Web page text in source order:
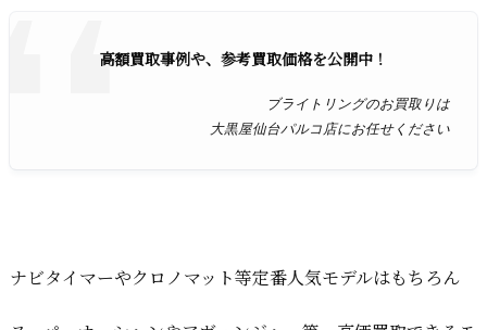
高額買取事例や、参考買取価格を公開中！
ブライトリングのお買取りは
大黒屋仙台パルコ店にお任せください
ナビタイマーやクロノマット等定番人気モデルはもちろん